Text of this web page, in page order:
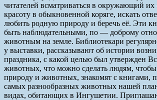
читателей всматриваться в окружающий их
красоту в обыкновенной коряге, искать
любить родную природу и беречь её. Эти
быть наблюдательными, по — доброму
животным на земле. Библиотекари
у выставки, рассказывают об истории
праздника, с какой целью был утвержден
животных, что можно сделать людям, чтобы
природу и животных, знакомят с книгами,
самых разнообразных животных нашей
видах, обитающих в Ингушетии.